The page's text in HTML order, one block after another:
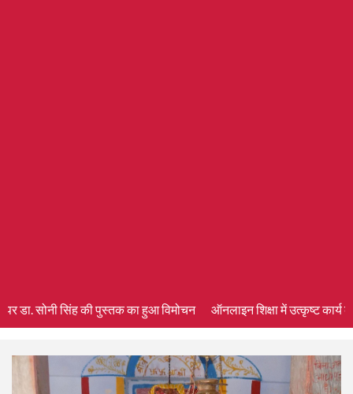
सोनी सिंह की पुस्तक का हुआ विमोचन ऑनलाइन शिक्षा में उत्कृष्ट कार्य के लिए